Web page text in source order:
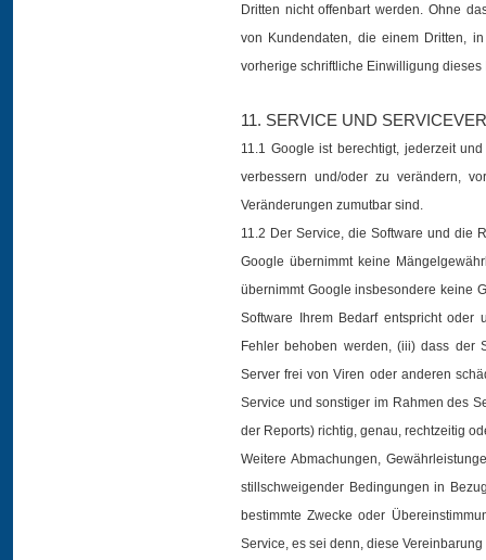
Dritten nicht offenbart werden. Ohne
von Kundendaten, die einem Dritten,
vorherige schriftliche Einwilligung dieses
11. SERVICE UND
11.1 Google ist berechtigt, jederzeit
verbessern und/oder zu verändern,
Veränderungen zumutbar sind.
11.2 Der Service, die Software und die
Google übernimmt keine
übernimmt Google insbesondere keine
Software Ihrem Bedarf entspricht oder
Fehler behoben werden, (iii) dass der
Server frei von Viren oder anderen
Service und sonstiger im Rahmen des
der Reports) richtig, genau, rechtzeitig
Weitere Abmachungen,
stillschweigender Bedingungen in
bestimmte Zwecke oder
Service, es sei denn, diese